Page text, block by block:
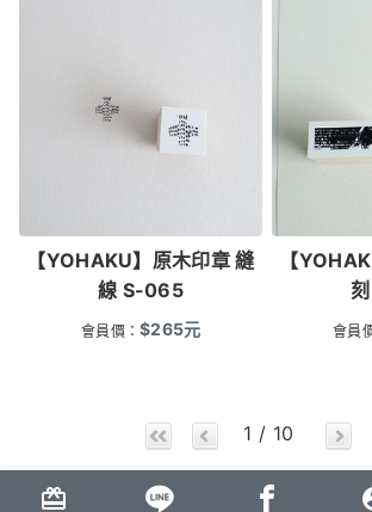
【YOHAKU】原木印章 縫
線 S-065
會員價：$265元
【
會員
1 / 10